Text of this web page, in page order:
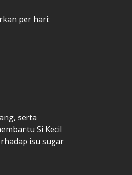
per hari:
serta
Si Kecil
isu sugar